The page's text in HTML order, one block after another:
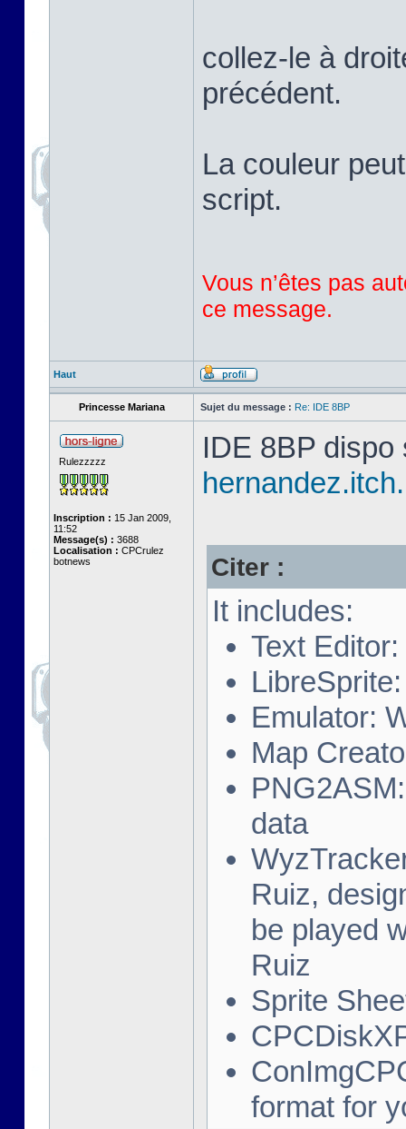
collez-le à
précédent.
La couleur
script.
Vous n’êtes pas
ce message.
Haut
Princesse Mariana Sujet du message : Re: IDE 8BP
Rulezzzzz
Inscription : 15 Jan 2009,
11:52
Message(s) : 3688
Localisation : CPCrulez
botnews
IDE 8BP
Citer :
It includes:
Text
Emulator:
Map
data
Ruiz,
be played
Ruiz
Sprite
format for